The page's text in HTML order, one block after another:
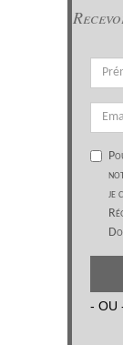
je
- OU